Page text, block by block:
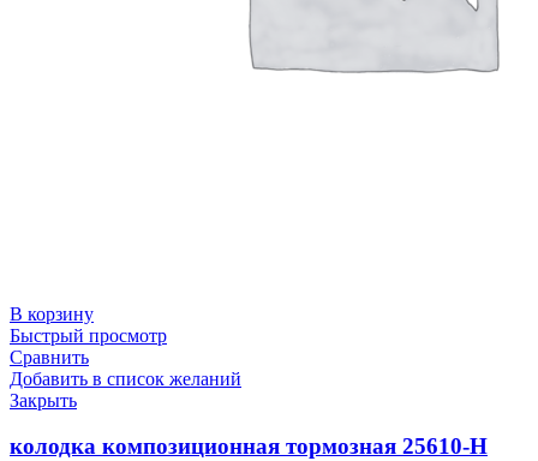
В корзину
Быстрый просмотр
Сравнить
Добавить в список желаний
Закрыть
колодка композиционная тормозная 25610-Н